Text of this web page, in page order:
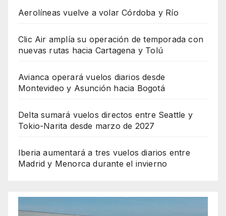
Aerolíneas vuelve a volar Córdoba y Río
Clic Air amplía su operación de temporada con
nuevas rutas hacia Cartagena y Tolú
Avianca operará vuelos diarios desde
Montevideo y Asunción hacia Bogotá
Delta sumará vuelos directos entre Seattle y
Tokio-Narita desde marzo de 2027
Iberia aumentará a tres vuelos diarios entre
Madrid y Menorca durante el invierno